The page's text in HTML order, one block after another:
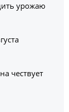
урожаю
чествует